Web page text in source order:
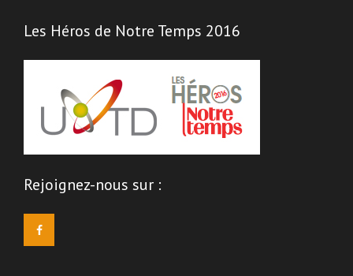
Les Héros de Notre Temps 2016
Rejoignez-nous sur :